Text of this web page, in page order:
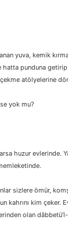
yuva, kemik
hatta punduna
atölyelerine
yok mu?
huzur evlerinde.
sizlere ömür,
kahrını kim çeker.
olan